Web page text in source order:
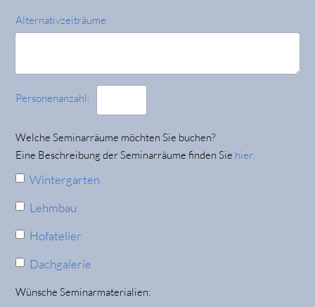
Alternativzeiträume
Personenanzahl:
Welche Seminarräume möchten Sie buchen?
Eine Beschreibung der Seminarräume finden Sie hier.
Wintergarten
Lehmbau
Hofatelier
Dachgalerie
Wünsche Seminarmaterialien: